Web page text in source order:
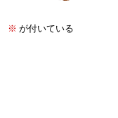
※ が付いている